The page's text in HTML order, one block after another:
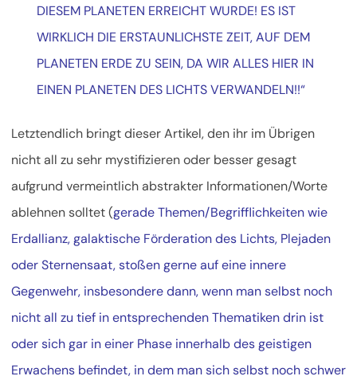
DIESEM PLANETEN ERREICHT WURDE! ES IST
WIRKLICH DIE ERSTAUNLICHSTE ZEIT, AUF DEM
PLANETEN ERDE ZU SEIN, DA WIR ALLES HIER IN
EINEN PLANETEN DES LICHTS VERWANDELN!!“
Letztendlich bringt dieser Artikel, den ihr im Übrigen
nicht all zu sehr mystifizieren oder besser gesagt
aufgrund vermeintlich abstrakter Informationen/Worte
ablehnen solltet (gerade Themen/Begrifflichkeiten wie
Erdallianz, galaktische Förderation des Lichts, Plejaden
oder Sternensaat, stoßen gerne auf eine innere
Gegenwehr, insbesondere dann, wenn man selbst noch
nicht all zu tief in entsprechenden Thematiken drin ist
oder sich gar in einer Phase innerhalb des geistigen
Erwachens befindet, in dem man sich selbst noch schwer